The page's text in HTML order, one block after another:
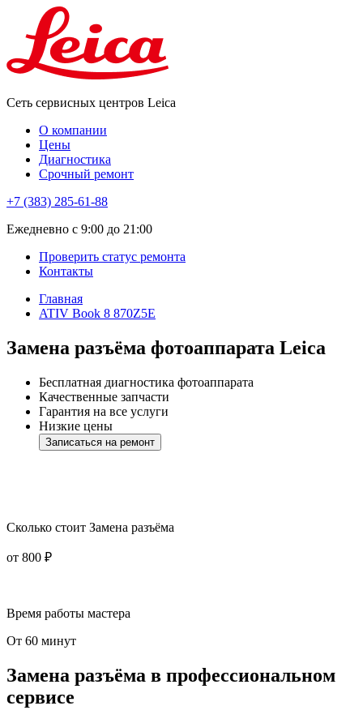
Сеть сервисных центров Leica
О компании
Цены
Диагностика
Срочный ремонт
+7 (383) 285-61-88
Eжедневно с 9:00 до 21:00
Проверить статус ремонта
Контакты
Главная
ATIV Book 8 870Z5E
Замена разъёма фотоаппарата Leica
Бесплатная диагностика фотоаппарата
Качественные запчасти
Гарантия на все услуги
Низкие цены
Записаться на ремонт
Сколько стоит Замена разъёма
от 800 ₽
Время работы мастера
От 60 минут
Замена разъёма в профессиональном
сервисе